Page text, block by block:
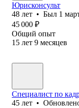
Юрисконсульт
48 лет • Был 1
45 000 ₽
Общий опыт
15 лет 9 месяцев
Специалист по
45 лет •